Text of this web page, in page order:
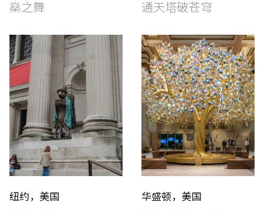
燊之舞 通天塔破苍穹
纽约，美国 华盛顿，美国